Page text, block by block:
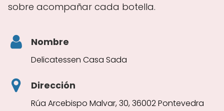
sobre acompañar cada botella.
Nombre
Delicatessen Casa Sada
Dirección
Rúa Arcebispo Malvar, 30, 36002 Pontevedra